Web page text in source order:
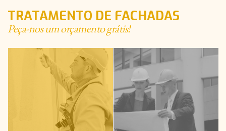
TRATAMENTO DE FACHADAS
Peça-nos um orçamento grátis!